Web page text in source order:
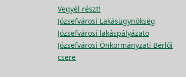
Vegyél részt!
Józsefvárosi Lakásügynökség
Józsefvárosi lakáspályázato
Józsefvárosi Önkormányzati Bérlői
csere